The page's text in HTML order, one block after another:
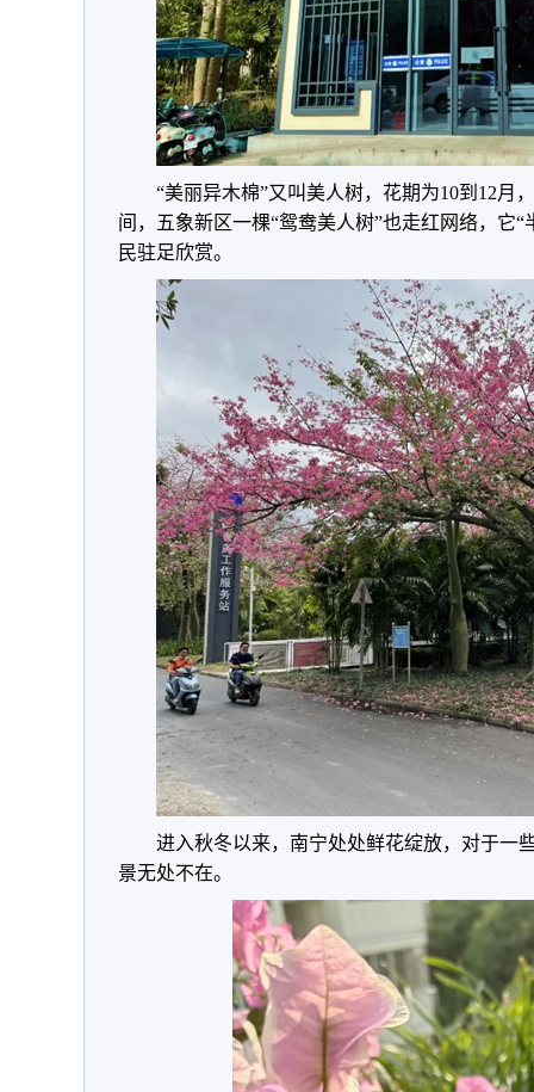
“美丽异木棉”又叫美人树，花期为10到12月
间，五象新区一棵“鸳鸯美人树”也走红网络，它
民驻足欣赏。
进入秋冬以来，南宁处处鲜花绽放，对于一
景无处不在。